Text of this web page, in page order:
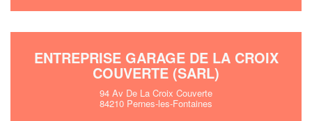
ENTREPRISE GARAGE DE LA CROIX
COUVERTE (SARL)
94 Av De La Croix Couverte
84210 Pernes-les-Fontaines